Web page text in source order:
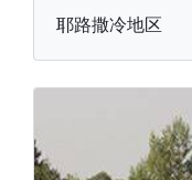
耶路撒冷地区